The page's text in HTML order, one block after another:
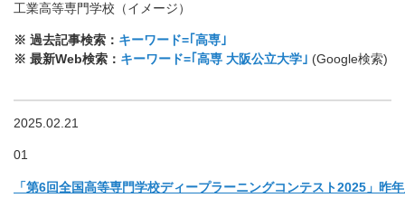
工業高等専門学校（イメージ）
※ 過去記事検索： キーワード=｢高専｣
※ 最新Web検索： キーワード=｢高専 大阪公立大学｣ (Google検索)
2025.02.21
01
「第6回全国高等専門学校ディープラーニングコンテスト2025」昨